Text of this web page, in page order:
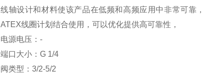
线轴设计和材料使该产品在低频和高频应用中非常可
ATEX线圈计划结合使用，可以优化提供高可靠性，
电源电压： -
端口大小： G 1/4
阀类型： 3/2-5/2